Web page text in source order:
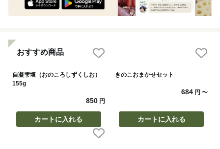
おすすめ商品
自凝雫塩（おのころしずくしお）
155g
850円
カートに入れる
きのこおまかせセット
684 円〜
カートに入れる